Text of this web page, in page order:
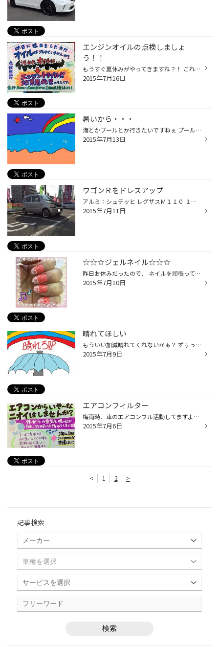
エンジンオイルの点検しましょ
う！！
もうすぐ夏休みがやってきますね？！ これから車で旅行に行かれる方、 すでに休日に遠出をされた方、 エンジンオイルの汚れ、気になりませんか？ オイルの汚れは、燃費の悪化やエンジントラブルの元となります。 まずは、点検を！！！（ ☆☆☆点検無料です☆☆☆ (´∀｀)/ ）
2015年7月16日
暑いから・・・
海とかプールとか行きたいですねぇ プール行くならデカイ所行ってみたいですね サマーランドとか行きたいなぁ
2015年7月13日
ワゴンＲをドレスアップ
アルミ：シュテッヒ レグザスＭ１１０ １５ｘ４.５ ４５ ４/１００ タイヤ：１６５/５０Ｒ１５
2015年7月11日
☆☆☆ジェルネイル☆☆☆
昨日お休みだったので、 ネイルを頑張ってみました(^。^) 紫外線を当てて硬化させるジェルネイルです。 今回はジェルの上にシールを転写してみました。 初めて貼ったのですが、意外とうまくできました！ 手先を見るととっても気分が上がります！！(*´∀｀)ノ
2015年7月10日
晴れてほしい
もういい加減晴れてくれないかぁ？ ずぅっっーーーーっと雨！！ 洗濯物も乾きにくいし 夜ご飯の買い物も行くの面倒になる！ 早く梅雨あけてくれぇぇぇぇえええええ
2015年7月9日
エアコンフィルター
梅雨時、車のエアコンフル活動してますよね・・・ しかし、車の中の臭い気になりませんか？ 外からの空気を吸い込むため、フィルターは汚れています(>_
2015年7月6日
< 1 2 >
記事検索